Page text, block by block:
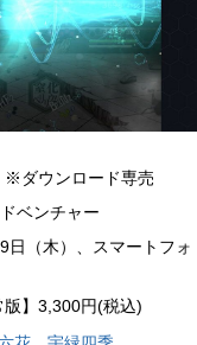
※ダウンロード専売
ベンチャー
（木）、スマートフォ
】3,300円(税込)